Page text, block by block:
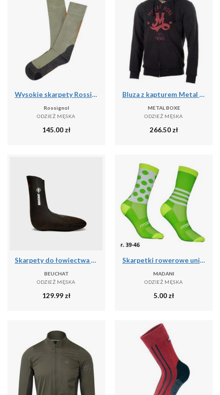
Wysokie skarpety Rossignol Sidelhorn
Rossignol
ODZIEŻ MĘSKA
145.00 zł
Bluza z kapturem Metal Boxe M
METAL BOXE
ODZIEŻ MĘSKA
266.50 zł
Skarpety do łowiectwa podwodnego Beuchat Sirocco Elite 3 mm
BEUCHAT
ODZIEŻ MĘSKA
129.99 zł
Skarpetki rowerowe unisex madani Parrot
MADANI
ODZIEŻ MĘSKA
5.00 zł